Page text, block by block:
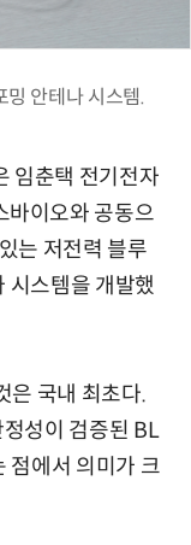
안테나 시스템.
임춘택 전기전자
바이오와 공동으
는 저전력 블루
시스템을 개발했
은 국내 최초다.
성이 검증된 BL
점에서 의미가 크